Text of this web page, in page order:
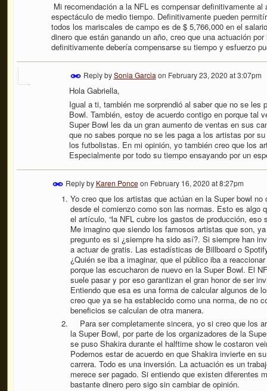
Mi recomendación a la NFL es compensar definitivamente
espectáculo de medio tiempo. Definitivamente pueden
todos los mariscales de campo es de $ 5,766,000 en el
dinero que están ganando un año, creo que una actuación
definitivamente debería compensarse su tiempo y esfuerzo
Reply bySonia Garcia on February 23, 2020 at 3:07pm
Hola Gabriella,
Igual a ti, también me sorprendió al saber que no se
Bowl. También, estoy de acuerdo contigo en porque tal
Super Bowl les da un gran aumento de ventas en sus
que no sabes porque no se les paga a los artistas por
los futbolistas. En mi opinión, yo también creo que los
Especialmente por todo su tiempo ensayando por un
Reply by Karen Ponceon February 16, 2020 at 8:27pm
Yo creo que los artistas que actúan en la Super bowl
desde el comienzo como son las normas. Esto es algo
el artículo, “la NFL cubre los gastos de producción, eso
Me imagino que siendo los famosos artistas que son,
pregunto es si ¿siempre ha sido así?. Si siempre han
a actuar de gratis. Las estadísticas de Billboard o
¿Quién se iba a imaginar, que el público iba a
porque las escucharon de nuevo en la Super Bowl. El
suele pasar y por eso garantizan el gran honor de ser
Entiendo que esa es una forma de calcular algunos de
creo que ya se ha establecido como una norma, de no
beneficios se calculan de otra manera.
Para ser completamente sincera, yo si creo que los
la Super Bowl, por parte de los organizadores de la
se puso Shakira durante el halftime show le costaron
Podemos estar de acuerdo en que Shakira invierte en
carrera. Todo es una inversión. La actuación es un
merece ser pagado. Si entiendo que existen diferentes
bastante dinero pero sigo sin cambiar de opinión.